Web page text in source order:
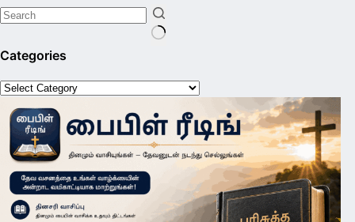
No
Categories
Categories